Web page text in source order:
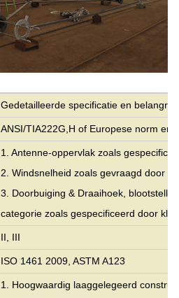
Gedetailleerde specificatie en
ANSI/TIA222G,H of Europese norm en
1. Antenne-oppervlak zoals
2. Windsnelheid zoals gevraagd door
3. Doorbuiging & Draaihoek,
categorie zoals gespecificeerd door
II, III
ISO 1461 2009, ASTM A123
1. Hoogwaardig laaggelegeerd